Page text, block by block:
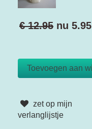
€ 12.95 nu 5.95
zet op mijn
verlanglijstje